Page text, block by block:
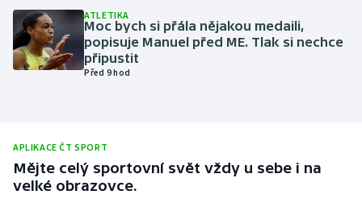
Plavání
Plážový volejbal
Rychlobruslení
Rychlostní kanoistika
ATLETIKA
Moc bych si přála nějakou medaili,
popisuje Manuel před ME. Tlak si nechce
připustit
Před 9 hod
APLIKACE ČT SPORT
Mějte celý sportovní svět vždy u sebe i na
velké obrazovce.